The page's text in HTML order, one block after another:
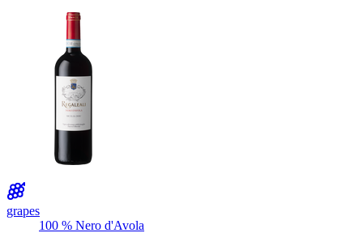
grapes
100 % Nero d'Avola